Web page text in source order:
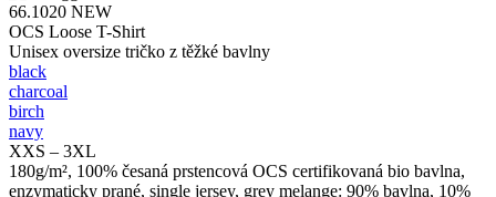
66.1020 NEW
OCS Loose T-Shirt
Unisex oversize tričko z těžké bavlny
black
charcoal
birch
navy
XXS – 3XL
180g/m², 100% česaná prstencová OCS certifikovaná bio bavlna,
enzymaticky prané, single jersey, grey melange: 90% bavlna, 10%